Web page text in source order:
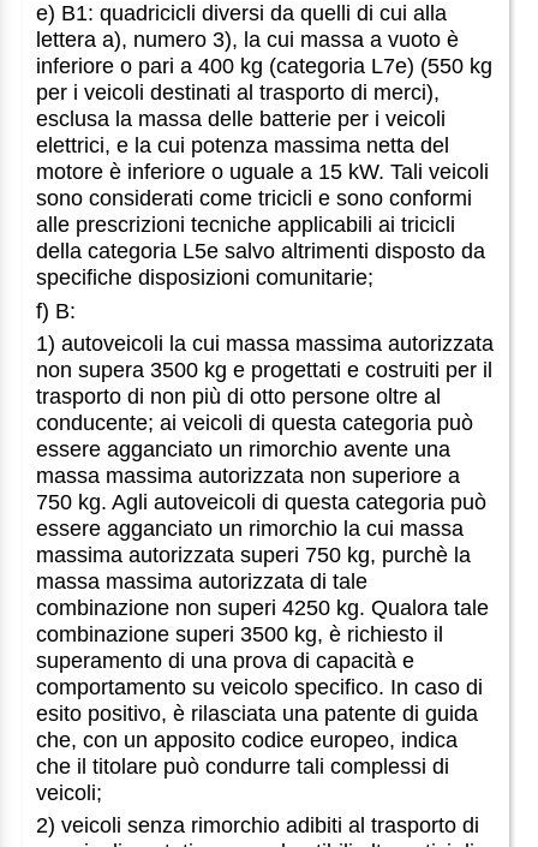
e) B1: quadricicli diversi da quelli di cui alla
lettera a), numero 3), la cui massa a vuoto è
inferiore o pari a 400 kg (categoria L7e) (550 kg
per i veicoli destinati al trasporto di merci),
esclusa la massa delle batterie per i veicoli
elettrici, e la cui potenza massima netta del
motore è inferiore o uguale a 15 kW. Tali veicoli
sono considerati come tricicli e sono conformi
alle prescrizioni tecniche applicabili ai tricicli
della categoria L5e salvo altrimenti disposto da
specifiche disposizioni comunitarie;
f) B:
1) autoveicoli la cui massa massima autorizzata
non supera 3500 kg e progettati e costruiti per il
trasporto di non più di otto persone oltre al
conducente; ai veicoli di questa categoria può
essere agganciato un rimorchio avente una
massa massima autorizzata non superiore a
750 kg. Agli autoveicoli di questa categoria può
essere agganciato un rimorchio la cui massa
massima autorizzata superi 750 kg, purchè la
massa massima autorizzata di tale
combinazione non superi 4250 kg. Qualora tale
combinazione superi 3500 kg, è richiesto il
superamento di una prova di capacità e
comportamento su veicolo specifico. In caso di
esito positivo, è rilasciata una patente di guida
che, con un apposito codice europeo, indica
che il titolare può condurre tali complessi di
veicoli;
2) veicoli senza rimorchio adibiti al trasporto di